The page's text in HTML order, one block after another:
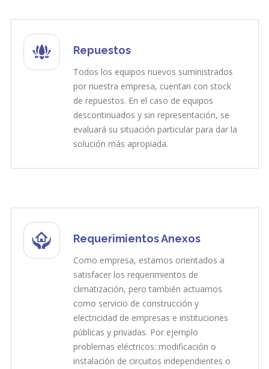
Repuestos
Todos los equipos nuevos suministrados
por nuestra empresa, cuentan con stock
de repuestos. En el caso de equipos
descontinuados y sin representación, se
evaluará su situación particular para dar la
solución más apropiada.
Requerimientos Anexos
Como empresa, estamos orientados a
satisfacer los requerimientos de
climatización, pero también actuamos
como servicio de construcción y
electricidad de empresas e instituciones
públicas y privadas. Por ejemplo
problemas eléctricos: modificación o
instalación de circuitos independientes o